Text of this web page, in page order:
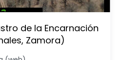
de la Encarnación
Zamora)